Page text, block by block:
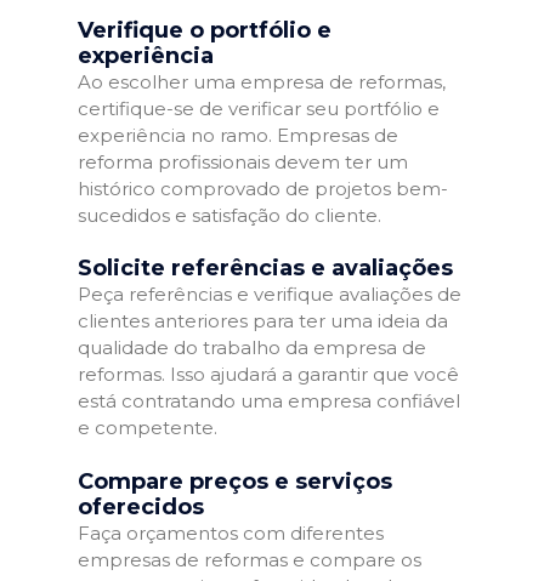
Verifique o portfólio e
experiência
Ao escolher uma empresa de reformas,
certifique-se de verificar seu portfólio e
experiência no ramo. Empresas de
reforma profissionais devem ter um
histórico comprovado de projetos bem-
sucedidos e satisfação do cliente.
Solicite referências e avaliações
Peça referências e verifique avaliações de
clientes anteriores para ter uma ideia da
qualidade do trabalho da empresa de
reformas. Isso ajudará a garantir que você
está contratando uma empresa confiável
e competente.
Compare preços e serviços
oferecidos
Faça orçamentos com diferentes
empresas de reformas e compare os